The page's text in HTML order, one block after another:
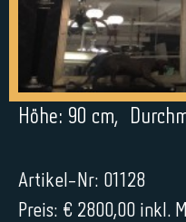
Höhe: 90 cm,
Artikel-Nr: 01128
Preis: € 2800,00 inkl.